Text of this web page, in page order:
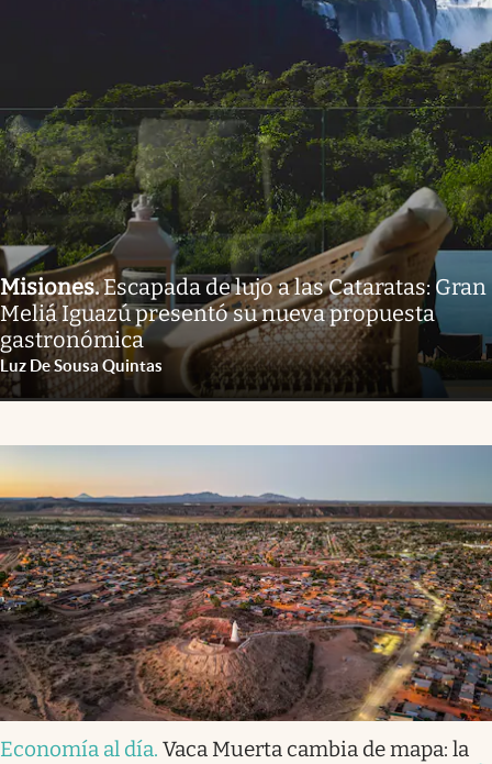
Misiones.Escapada de lujo a las Cataratas: Gran
Meliá Iguazú presentó su nueva propuesta
gastronómica
Luz De Sousa Quintas
Economía al día. Vaca Muerta cambia de mapa: la